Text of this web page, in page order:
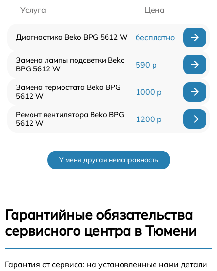
Услуга Цена
Диагностика Beko BPG 5612 W бесплатно
Замена лампы подсветки Beko
BPG 5612 W
590 р
Замена термостата Beko BPG
5612 W
1000 р
Ремонт вентилятора Beko BPG
5612 W
1200 р
У меня другая неисправность
Гарантийные обязательства
сервисного центра в Тюмени
Гарантия от сервиса: на установленные нами детали